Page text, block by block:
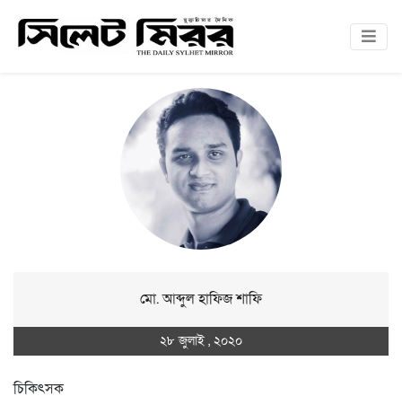
মো. আব্দুল হাফিজ শাফি
২৮ জুলাই , ২০২০
চিকিৎসক